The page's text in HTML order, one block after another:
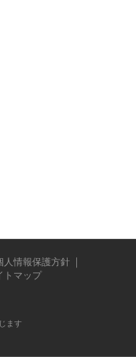
人情報保護方針
トマップ
ます